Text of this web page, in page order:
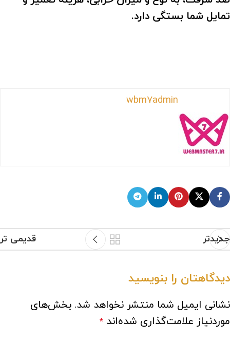
تمایل شما بستگی دارد.
wbm7admin
جدیدتر قدیمی تر
دیدگاهتان را بنویسید
نشانی ایمیل شما منتشر نخواهد شد. بخش‌های
موردنیاز علامت‌گذاری شده‌اند *